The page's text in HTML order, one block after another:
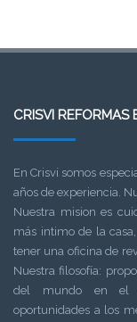
CRISVI REFORMAS
En Crisvi somos
años de experiencia.
Nuestra mision es
más intimo de la
tener una oficina de
Nuestra filosofía:
del mundo en el
oportunidades a los